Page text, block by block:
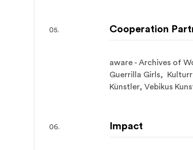
Cooperation
aware - Archives of
Guerrilla Girls,
Künstler, Vebikus
Impact